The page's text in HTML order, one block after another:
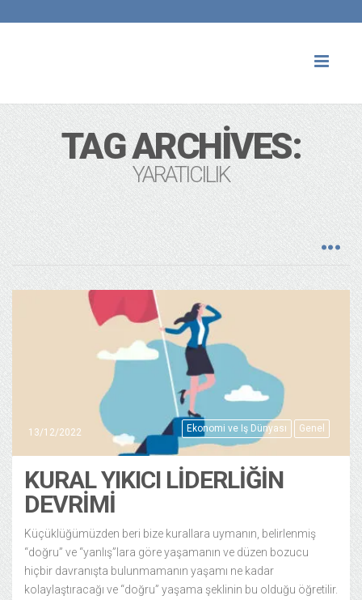
TAG ARCHIVES:
YARATICILIK
Ekonomi ve Iş Dünyası Genel
13/12/2022
KURAL YIKICI LİDERLİĞİN
DEVRİMİ
Küçüklüğümüzden beri bize kurallara uymanın, belirlenmiş
“doğru” ve “yanlış”lara göre yaşamanın ve düzen bozucu
hiçbir davranışta bulunmamanın yaşamı ne kadar
kolaylaştıracağı ve “doğru” yaşama şeklinin bu olduğu öğretilir.